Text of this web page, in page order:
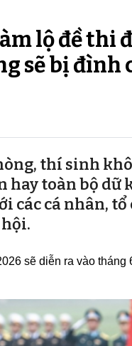
lộ đề thi
sẽ bị
thí sinh
hay toàn bộ
các cá nhân,
sẽ diễn ra vào